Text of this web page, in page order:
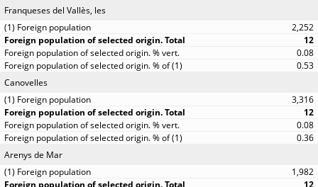
Franqueses del Vallès, les
2,252
12
0.08
0.53
Canovelles
3,316
12
0.08
0.36
Arenys de Mar
1,982
12